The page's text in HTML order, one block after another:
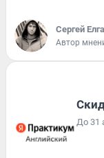
Сергей
Автор
До 31